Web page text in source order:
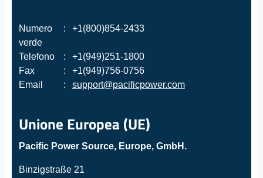
Numero
verde
: +1(800)854-2433
Telefono :
+1(949)251-1800
Fax
:
+1(949)756-0756
Email
: support@pacificpower.com
Unione Europea (UE)
Pacific Power Source, Europe, GmbH.
Binzigstraße 21